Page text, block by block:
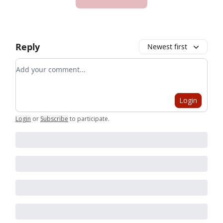
Reply Newest first
Add your comment
Login
Login or Subscribe to participate.